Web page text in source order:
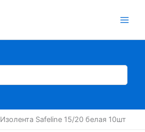
Изолента Safeline 15/20 белая 10шт